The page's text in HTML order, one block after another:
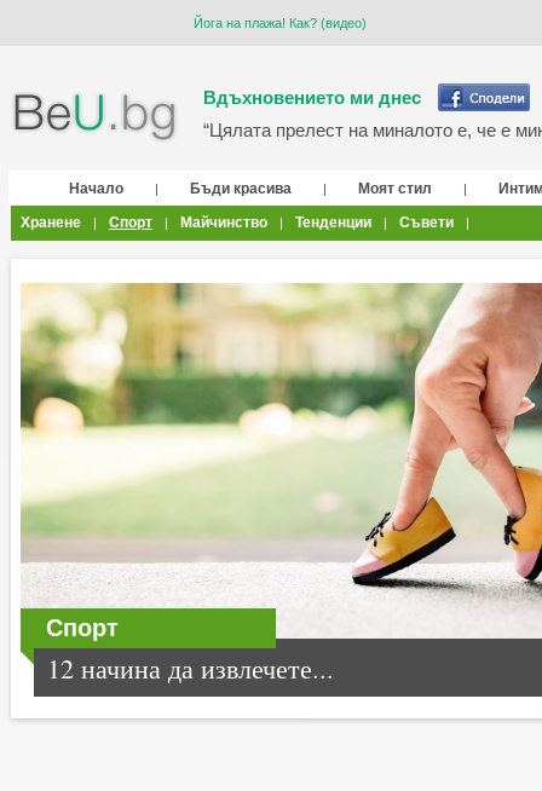
Йога на плажа! Как? (видео)
Вдъхновението ми днес
“Цялата прелест на миналото е, че е
Начало | Бъди красива | Моят стил |
Хранене
| Спорт | Майчинство | Тенденции | Съвети |
Спорт
12 начина да извлечете...